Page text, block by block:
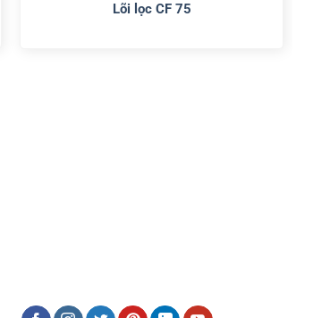
Lõi lọc CF 75